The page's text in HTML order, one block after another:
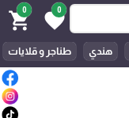
0
favorite
0
shopping_cart
هندي طناجر و قلايات